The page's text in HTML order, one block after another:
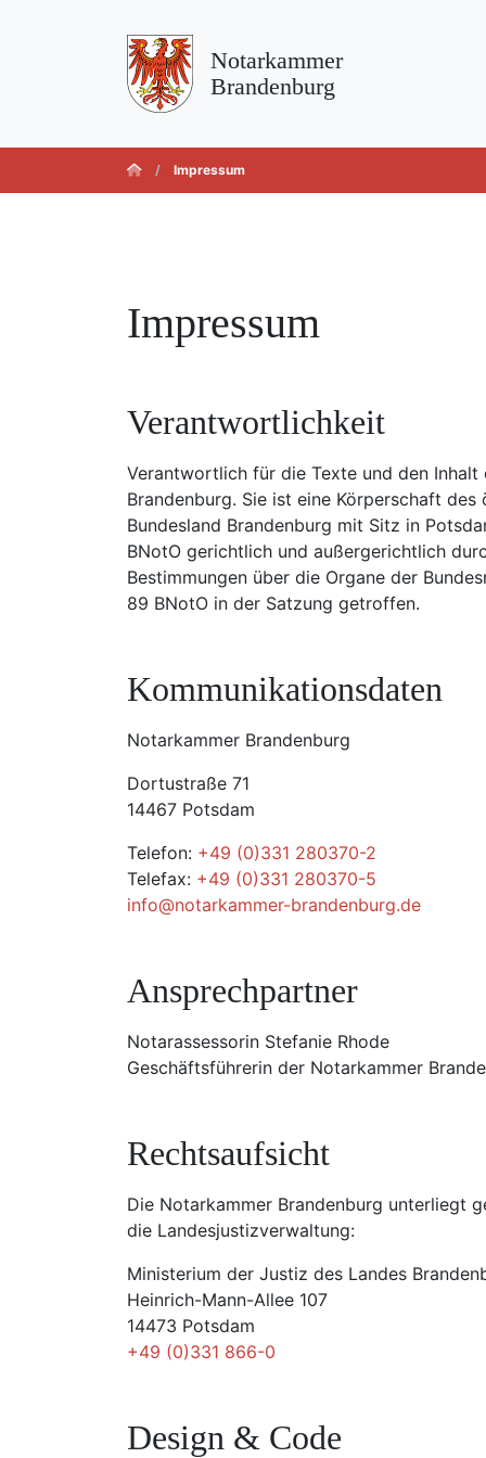
Notarkammer
Brandenburg
Impressum
Impressum
Verantwortlichkeit
Verantwortlich für die Texte und den
Brandenburg. Sie ist eine Körperschaft
Bundesland Brandenburg mit Sitz in
BNotO gerichtlich und außergerichtlich
Bestimmungen über die Organe der
89 BNotO in der Satzung getroffen.
Kommunikationsdaten
Notarkammer Brandenburg
Dortustraße 71
14467 Potsdam
Telefon: +49 (0)331 280370-2
Telefax: +49 (0)331 280370-5
info@notarkammer-brandenburg.de
Ansprechpartner
Notarassessorin Stefanie Rhode
Geschäftsführerin der Notarkammer
Rechtsaufsicht
Die Notarkammer Brandenburg unterliegt
die Landesjustizverwaltung:
Ministerium der Justiz des Landes
Heinrich-Mann-Allee 107
14473 Potsdam
+49 (0)331 866-0
Design & Code